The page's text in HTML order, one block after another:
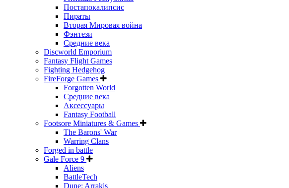
Постапокалипсис
Пираты
Вторая Мировая война
Фэнтези
Средние века
Discworld Emporium
Fantasy Flight Games
Fighting Hedgehog
FireForge Games
Forgotten World
Средние века
Аксессуары
Fantasy Football
Footsore Miniatures & Games
The Barons' War
Warring Clans
Forged in battle
Gale Force 9
Aliens
BattleTech
Dune: Arrakis